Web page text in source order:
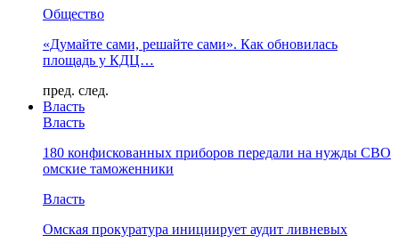
Общество
«Думайте сами, решайте сами». Как обновилась
площадь у КДЦ…
пред. след.
Власть
Власть
180 конфискованных приборов передали на нужды СВО
омские таможенники
Власть
Омская прокуратура инициирует аудит ливневых